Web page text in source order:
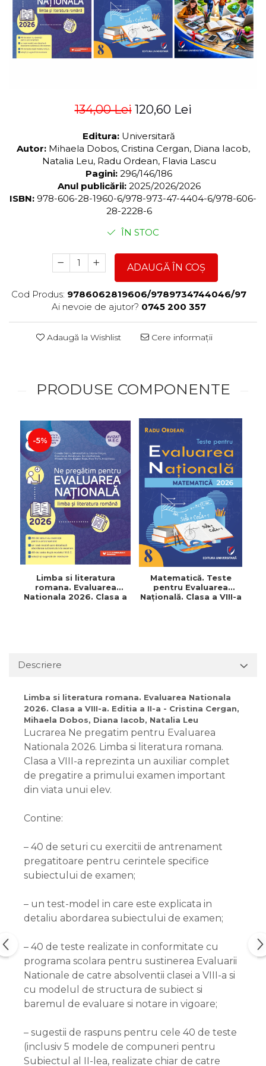
ADMINISTRATIVE
ȘTIINȚE ECONOMICE
ȘTIINȚE EXACTE
EDUCAȚIE FIZICĂ ȘI SPORT
PACHETE DE STUDIU
PROMOȚIILE LUNII
ULTIMELE EXEMPLARE
Cum Cumpăr
Livrare
Politica de Retur
Formular de Retur
134,00 Lei 120,60 Lei
Editura: Universitară
Autor: Mihaela Dobos, Cristina Cergan, Diana Iacob,
Natalia Leu, Radu Ordean, Flavia Lascu
Pagini: 296/146/186
Anul publicării: 2025/2026/2026
ISBN: 978-606-28-1960-6/978-973-47-4404-6/978-606-
28-2228-6
ÎN STOC
ADAUGĂ ÎN COȘ
Cod Produs: 9786062819606/9789734744046/97
Ai nevoie de ajutor? 0745 200 357
Adaugă la Wishlist Cere informații
PRODUSE COMPONENTE
-5%
Limba si literatura
romana. Evaluarea
Nationala 2026. Clasa a
Matematică. Teste
pentru Evaluarea
Naţională. Clasa a VIII-a
Descriere
Limba si literatura romana. Evaluarea Nationala
2026. Clasa a VIII-a. Editia a II-a - Cristina Cergan,
Mihaela Dobos, Diana Iacob, Natalia Leu
Lucrarea Ne pregatim pentru Evaluarea
Nationala 2026. Limba si literatura romana.
Clasa a VIII-a reprezinta un auxiliar complet
de pregatire a primului examen important
din viata unui elev.
Contine:
– 40 de seturi cu exercitii de antrenament
pregatitoare pentru cerintele specifice
subiectului de examen;
– un test-model in care este explicata in
detaliu abordarea subiectului de examen;
– 40 de teste realizate in conformitate cu
programa scolara pentru sustinerea Evaluarii
Nationale de catre absolventii clasei a VIII-a si
cu modelul de structura de subiect si
baremul de evaluare si notare in vigoare;
– sugestii de raspuns pentru cele 40 de teste
(inclusiv 5 modele de compuneri pentru
Subiectul al II-lea, realizate chiar de catre